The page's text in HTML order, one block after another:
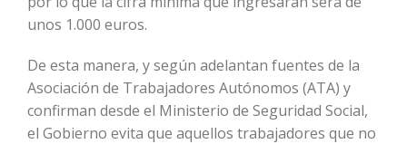
unos 1.000 euros.
De esta manera, y según adelantan fuentes de la
Asociación de Trabajadores Autónomos (ATA) y
confirman desde el Ministerio de Seguridad Social,
el Gobierno evita que aquellos trabajadores que no